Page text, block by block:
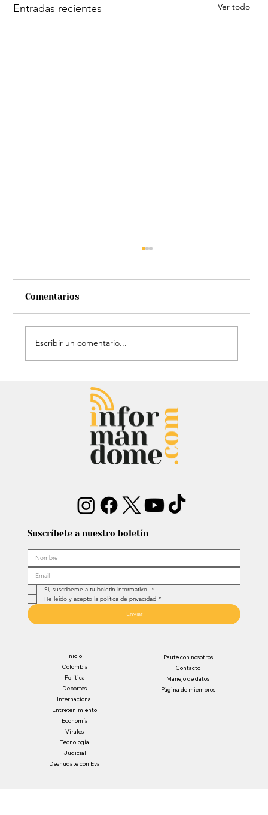
Entradas recientes Ver todo
Mauricio Lizcano apuesta por la
ciencia: Anuncia a investigador del
Atlántico como fórmula
vicepresidencial
Comentarios
Escribir un comentario...
Suscríbete a nuestro boletín
Sí, suscríbeme a tu boletín informativo. *
He leído y acepto la política de privacidad *
Enviar
Inicio
Colombia
Política
Deportes
Internacional
Entretenimiento
Economía
Virales
Tecnología
Judicial
Desnúdate con Eva
Paute con nosotros
Contacto
Manejo de datos
Página de miembros